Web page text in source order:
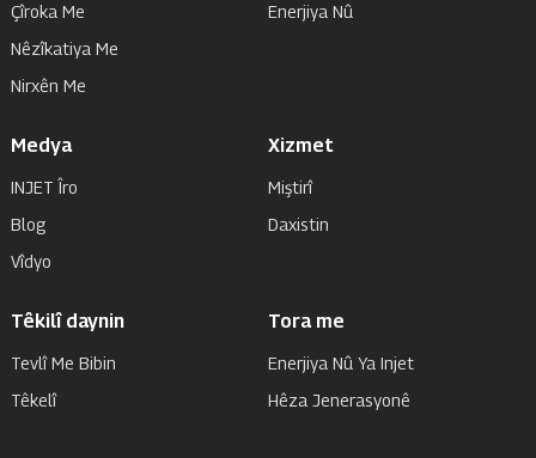
Çîroka Me
Nêzîkatiya Me
Nirxên Me
Enerjiya Nû
Medya
INJET Îro
Blog
Vîdyo
Xizmet
Miştirî
Daxistin
Têkilî daynin
Tevlî Me Bibin
Têkelî
Tora me
Enerjiya Nû Ya Injet
Hêza Jenerasyonê